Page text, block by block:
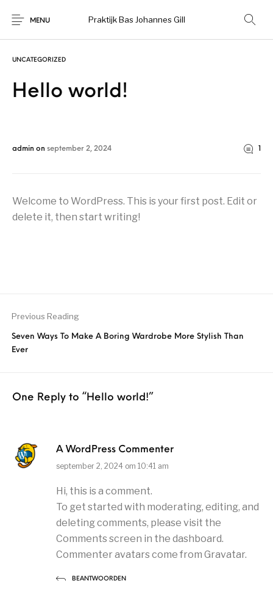
MENU Praktijk Bas Johannes Gill
UNCATEGORIZED
Hello world!
admin on september 2, 2024 1
Welcome to WordPress. This is your first post. Edit or
delete it, then start writing!
Previous Reading
Seven Ways To Make A Boring Wardrobe More Stylish Than
Ever
One Reply to “Hello world!”
A WordPress Commenter
september 2, 2024 om 10:41 am
Hi, this is a comment.
To get started with moderating, editing, and
deleting comments, please visit the
Comments screen in the dashboard.
Commenter avatars come from Gravatar.
BEANTWOORDEN